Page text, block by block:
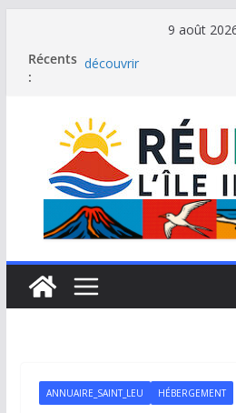
contenu
9 août
Récents
:
Le Musée du sel de Saint
créole
Saint-Leu: joyau de la
Une journée de détente à
Le samoussa de La
intense
ANNUAIRE_SAINT_LEU HÉBERGEMENT